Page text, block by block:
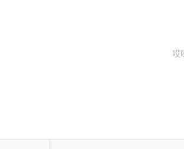
哎